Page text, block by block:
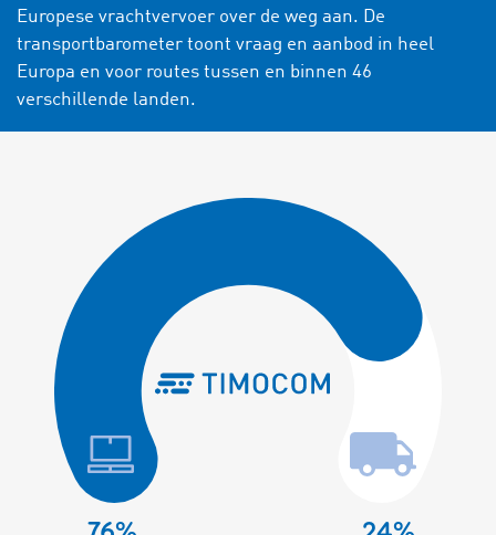
Europese vrachtvervoer over de weg aan. De
transportbarometer toont vraag en aanbod in heel
Europa en voor routes tussen en binnen 46
verschillende landen.